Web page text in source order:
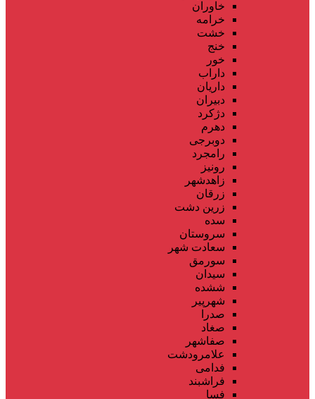
خاوران
خرامه
خشت
خنج
خور
داراب
داریان
دبیران
دژکرد
دهرم
دوبرجی
رامجرد
رونیز
زاهدشهر
زرقان
زرین دشت
سده
سروستان
سعادت شهر
سورمق
سیدان
ششده
شهرپیر
صدرا
صغاد
صفاشهر
علامرودشت
فدامی
فراشبند
فسا